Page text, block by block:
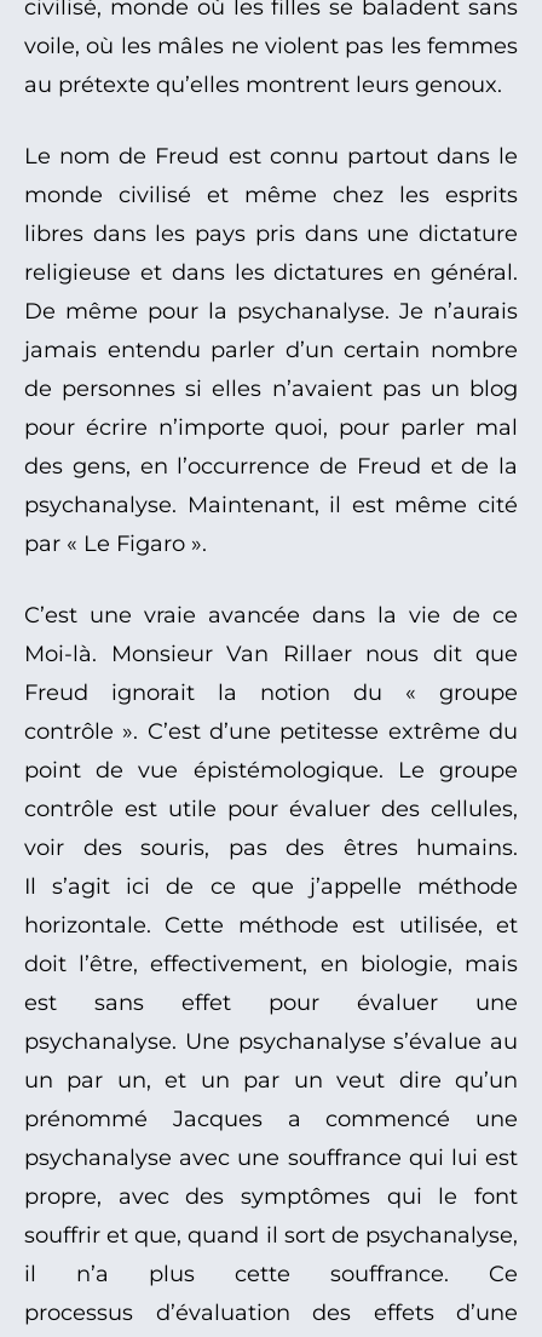
civilisé, monde où les filles se baladent sans
voile, où les mâles ne violent pas les femmes
au prétexte qu’elles montrent leurs genoux.
Le nom de Freud est connu partout dans le
monde civilisé et même chez les esprits
libres dans les pays pris dans une dictature
religieuse et dans les dictatures en général.
De même pour la psychanalyse. Je n’aurais
jamais entendu parler d’un certain nombre
de personnes si elles n’avaient pas un blog
pour écrire n’importe quoi, pour parler mal
des gens, en l’occurrence de Freud et de la
psychanalyse. Maintenant, il est même cité
par « Le Figaro ».
C’est une vraie avancée dans la vie de ce
Moi-là. Monsieur Van Rillaer nous dit que
Freud ignorait la notion du « groupe
contrôle ». C’est d’une petitesse extrême du
point de vue épistémologique. Le groupe
contrôle est utile pour évaluer des cellules,
voir des souris, pas des êtres humains.
Il s’agit ici de ce que j’appelle méthode
horizontale. Cette méthode est utilisée, et
doit l’être, effectivement, en biologie, mais
est sans effet pour évaluer une
psychanalyse. Une psychanalyse s’évalue au
un par un, et un par un veut dire qu’un
prénommé Jacques a commencé une
psychanalyse avec une souffrance qui lui est
propre, avec des symptômes qui le font
souffrir et que, quand il sort de psychanalyse,
il n’a plus cette souffrance. Ce
processus d’évaluation des effets d’une